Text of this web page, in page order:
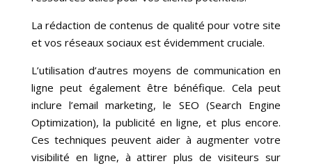
La rédaction de contenus de qualité pour votre site
et vos réseaux sociaux est évidemment cruciale.
L’utilisation d’autres moyens de communication en
ligne peut également être bénéfique. Cela peut
inclure l’email marketing, le SEO (Search Engine
Optimization), la publicité en ligne, et plus encore.
Ces techniques peuvent aider à augmenter votre
visibilité en ligne, à attirer plus de visiteurs sur